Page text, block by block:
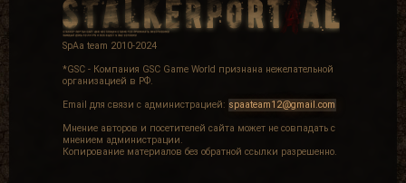
SpAa team 2010-2024
*GSC - Компания GSC Game World признана нежелательной
организацией в РФ.
Email для связи с администрацией: spaateam12@gmail.com
Мнение авторов и посетителей сайта может не совпадать с
мнением администрации.
Копирование материалов без обратной ссылки разрешенно.